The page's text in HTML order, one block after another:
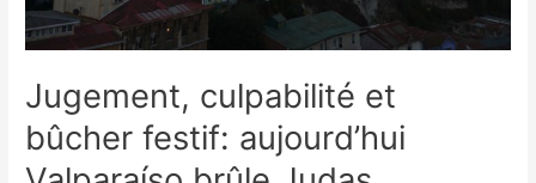
Jugement, culpabilité et
bûcher festif: aujourd’hui